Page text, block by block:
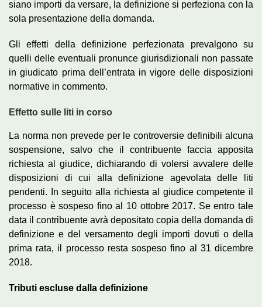
siano importi da versare, la definizione si perfeziona con la
sola presentazione della domanda.
Gli effetti della definizione perfezionata prevalgono su
quelli delle eventuali pronunce giurisdizionali non passate
in giudicato prima dell’entrata in vigore delle disposizioni
normative in commento.
Effetto sulle liti in corso
La norma non prevede per le controversie definibili alcuna
sospensione, salvo che il contribuente faccia apposita
richiesta al giudice, dichiarando di volersi avvalere delle
disposizioni di cui alla definizione agevolata delle liti
pendenti. In seguito alla richiesta al giudice competente il
processo è sospeso fino al 10 ottobre 2017. Se entro tale
data il contribuente avrà depositato copia della domanda di
definizione e del versamento degli importi dovuti o della
prima rata, il processo resta sospeso fino al 31 dicembre
2018.
Tributi escluse dalla definizione